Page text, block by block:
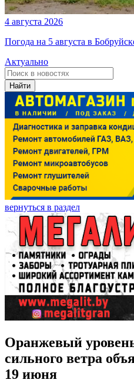
4 августа 2026
Погода на 5 августа в
Актуально
Найти
вернуться в раздел
Оранжевый
сильного ветра
19 июня